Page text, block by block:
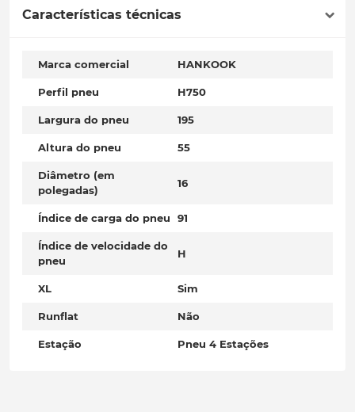
Características técnicas
Marca comercial HANKOOK
Perfil pneu H750
Largura do pneu 195
Altura do pneu 55
Diâmetro (em
polegadas)
16
Índice de carga do pneu 91
Índice de velocidade do
pneu
H
XL Sim
Runflat Não
Estação Pneu 4 Estações